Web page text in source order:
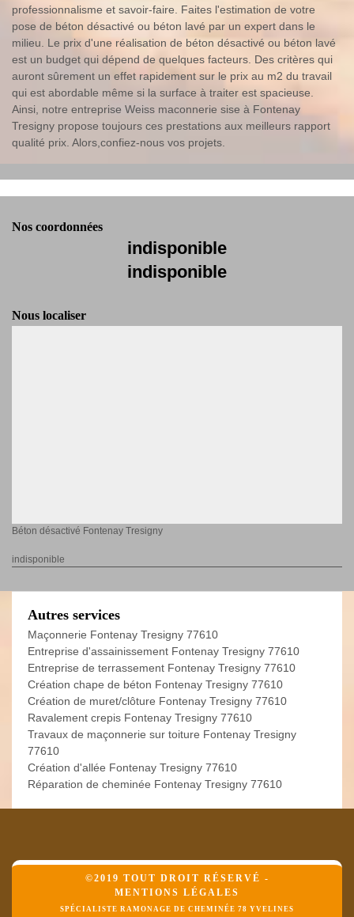
professionnalisme et savoir-faire. Faites l'estimation de votre
pose de béton désactivé ou béton lavé par un expert dans le
milieu. Le prix d'une réalisation de béton désactivé ou béton lavé
est un budget qui dépend de quelques facteurs. Des critères qui
auront sûrement un effet rapidement sur le prix au m2 du travail
qui est abordable même si la surface à traiter est spacieuse.
Ainsi, notre entreprise Weiss maconnerie sise à Fontenay
Tresigny propose toujours ces prestations aux meilleurs rapport
qualité prix. Alors,confiez-nous vos projets.
Nos coordonnées
indisponible
indisponible
Nous localiser
Béton désactivé Fontenay Tresigny
indisponible
Autres services
Maçonnerie Fontenay Tresigny 77610
Entreprise d'assainissement Fontenay Tresigny 77610
Entreprise de terrassement Fontenay Tresigny 77610
Création chape de béton Fontenay Tresigny 77610
Création de muret/clôture Fontenay Tresigny 77610
Ravalement crepis Fontenay Tresigny 77610
Travaux de maçonnerie sur toiture Fontenay Tresigny
77610
Création d'allée Fontenay Tresigny 77610
Réparation de cheminée Fontenay Tresigny 77610
©2019 TOUT DROIT RÉSERVÉ -
MENTIONS LÉGALES
SPÉCIALISTE RAMONAGE DE CHEMINÉE 78 YVELINES